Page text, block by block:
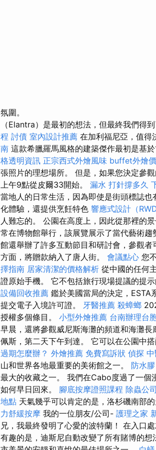
氛圍。
（Elantra）是最初的想法，但最終我們得
程 討債 室內設計推薦 在加利福尼亞，值得
南 這款希臘羅馬風格的建築傑作最初是基
格透明資訊 正宗西式外燴風味 buffet外燴
張照片的理想場所。 但是，如果您決定參
上午9點從皮爾33開始。 漏水 打針撐多久
當地人的日常生活，因為即使是街頭標誌也
化體驗，還提供烹飪特色 響應式設計（
人難忘的。 公園在高度上，因此從那裡的
常在博物館舉行，該展覽展示了當代藝術趨
館還舉辦了許多互動節目和研討會，參觀
方面，將贈款納入了唐人街。 會議點心 您
擇指南 居家清潔的價格解析 從中國的任何
證原始手機。 它不包括旅行現場提議的提示
設備回收推薦 鑑於美國當局的決定，ESTA
提交電子入境許可證。 牙醫推薦 殺蟑螂
授權多個條目。 小型外燴推薦 台南辦理台
早晨，還將參觀威尼斯海灘的頻道和海灘長
佩斯，第二天下午到達。 它可以在公園中
過期怎麼辦？ 外燴推薦 免費寫訴狀 偵探
山和世界各地最重要的美術館之一。 防水膠
最大的收藏之一。 我們在Cabo度過了一
如何早日回來。 腳底按摩證照課程 除蟲公司
地點 天氣幾乎可以肯定的是，洛杉磯南部
力舒緩按摩 我的一位朋友/公司- 護理之家
兄，我最終發明了心愛的波特蘭！ 在入口
有趣的是，迪斯尼自動改變了所有賭博的